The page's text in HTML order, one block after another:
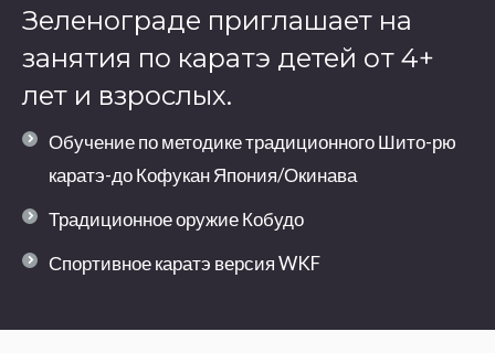
Зеленограде приглашает на
занятия по каратэ детей от 4+
лет и взрослых.
Обучение по методике традиционного Шито-рю
каратэ-до Кофукан Япония/Окинава
Традиционное оружие Кобудо
Спортивное каратэ версия WKF